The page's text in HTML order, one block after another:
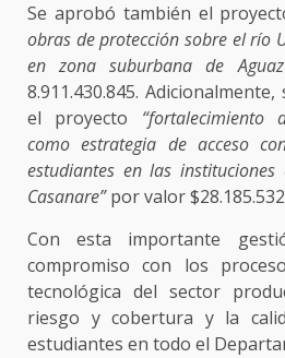
Se aprobó también el
obras de protección sobre el río
en zona suburbana de
8.911.430.845.
el proyecto “fortalecimiento
como estrategia de acceso
estudiantes en las instituciones
Casanare”por valor
Con esta importante
compromiso con los
tecnológica del sector
riesgo y cobertura y la
estudiantes en todo el